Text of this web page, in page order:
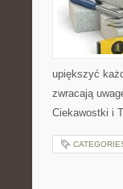
upiększyć
zwracają
Ciekawostki i